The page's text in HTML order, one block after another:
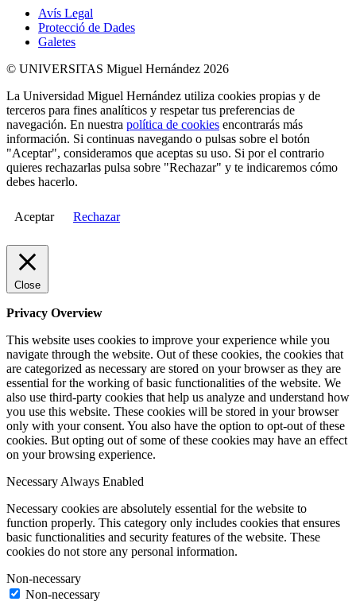
Avís Legal
Protecció de Dades
Galetes
© UNIVERSITAS Miguel Hernández 2026
La Universidad Miguel Hernández utiliza cookies propias y de
terceros para fines analíticos y respetar tus preferencias de
navegación. En nuestra política de cookies encontrarás más
información. Si continuas navegando o pulsas sobre el botón
"Aceptar", consideramos que aceptas su uso. Si por el contrario
quieres rechazarlas pulsa sobre "Rechazar" y te indicaremos cómo
debes hacerlo.
Aceptar Rechazar
Close
Privacy Overview
This website uses cookies to improve your experience while you
navigate through the website. Out of these cookies, the cookies that
are categorized as necessary are stored on your browser as they are
essential for the working of basic functionalities of the website. We
also use third-party cookies that help us analyze and understand how
you use this website. These cookies will be stored in your browser
only with your consent. You also have the option to opt-out of these
cookies. But opting out of some of these cookies may have an effect
on your browsing experience.
NecessaryAlways Enabled
Necessary cookies are absolutely essential for the website to
function properly. This category only includes cookies that ensures
basic functionalities and security features of the website. These
cookies do not store any personal information.
Non-necessary
Non-necessary